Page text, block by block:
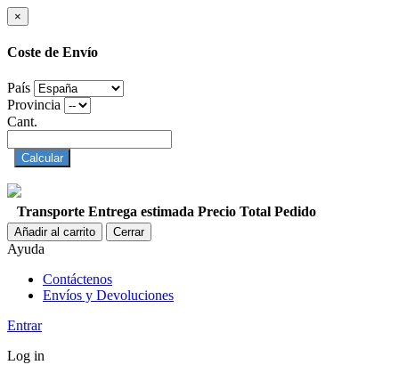
×
Coste de Envío
País
Provincia
Cant.
Calcular
Transporte Entrega estimada Precio Total Pedido
Añadir al carrito Cerrar
Ayuda
Contáctenos
Envíos y Devoluciones
Entrar
Log in